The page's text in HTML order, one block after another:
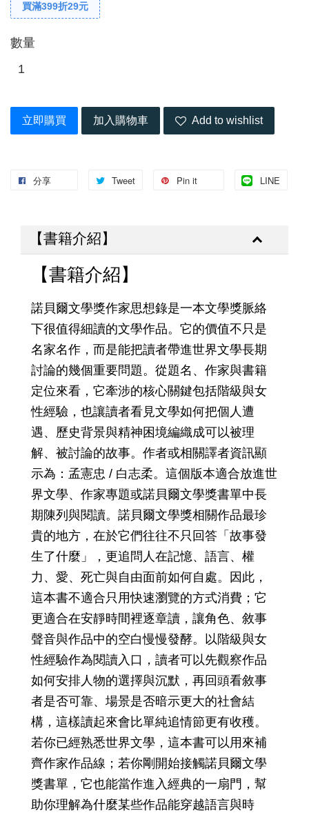
買滿399折29元
數量
立即購買 加入購物車 Add to wishlist
分享 Tweet Pin it LINE
【書籍介紹】
【書籍介紹】
諾貝爾文學獎作家思想錄是一本文學獎脈絡
下很值得細讀的文學作品。它的價值不只是
名家名作，而是能把讀者帶進世界文學長期
討論的幾個重要問題。從題名、作家與書籍
定位來看，它牽涉的核心關鍵包括階級與女
性經驗，也讓讀者看見文學如何把個人遭
遇、歷史背景與精神困境編織成可以被理
解、被討論的故事。作者或相關譯者資訊顯
示為：孟憲忠 / 白志柔。這個版本適合放進世
界文學、作家專題或諾貝爾文學獎書單中長
期陳列與閱讀。諾貝爾文學獎相關作品最珍
貴的地方，在於它們往往不只回答「故事發
生了什麼」，更追問人在記憶、語言、權
力、愛、死亡與自由面前如何自處。因此，
這本書不適合只用快速瀏覽的方式消費；它
更適合在安靜時間裡逐章讀，讓角色、敘事
聲音與作品中的空白慢慢發酵。以階級與女
性經驗作為閱讀入口，讀者可以先觀察作品
如何安排人物的選擇與沉默，再回頭看敘事
者是否可靠、場景是否暗示更大的社會結
構，這樣讀起來會比單純追情節更有收穫。
若你已經熟悉世界文學，這本書可以用來補
齊作家作品線；若你剛開始接觸諾貝爾文學
獎書單，它也能當作進入經典的一扇門，幫
助你理解為什麼某些作品能穿越語言與時